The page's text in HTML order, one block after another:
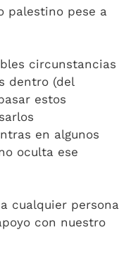
palestino pese a
circunstancias
dentro (del
estos
en algunos
oculta ese
cualquier persona
con nuestro